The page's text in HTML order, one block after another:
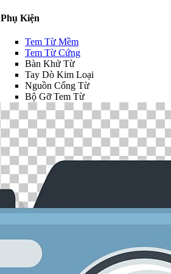
Phụ Kiện
Tem Từ Mềm
Tem Từ Cứng
Bàn Khử Từ
Tay Dò Kim Loại
Nguồn Cổng Từ
Bộ Gỡ Tem Từ